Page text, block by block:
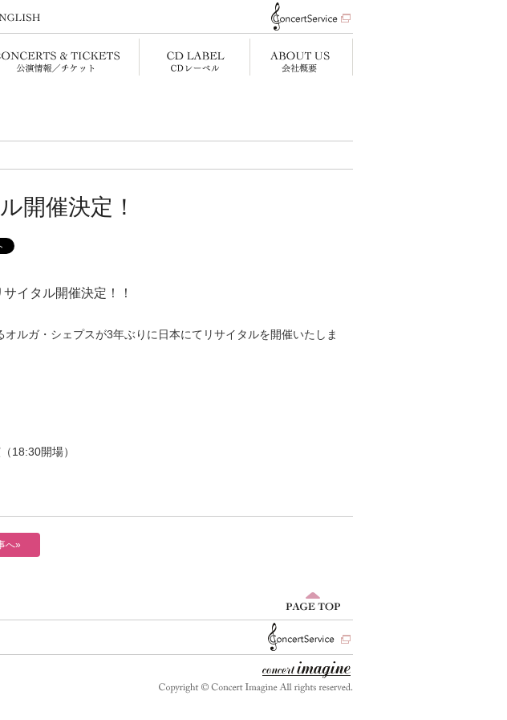
開催決定！
イタル開催決定！！
ルガ・シェプスが3年ぶりに日本にてリサイタルを開催いたしま
18:30開場）
へ»